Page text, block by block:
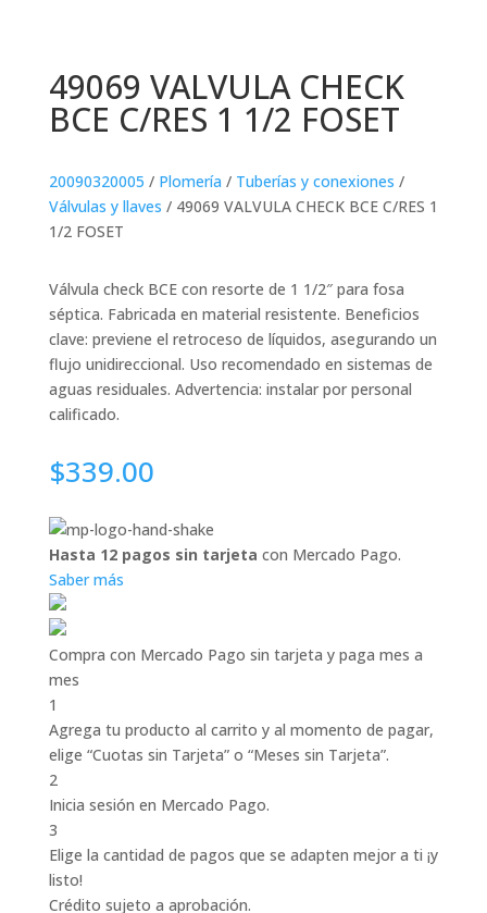
49069 VALVULA CHECK
BCE C/RES 1 1/2 FOSET
20090320005 / Plomería / Tuberías y conexiones /
Válvulas y llaves / 49069 VALVULA CHECK BCE C/RES 1
1/2 FOSET
Válvula check BCE con resorte de 1 1/2″ para fosa
séptica. Fabricada en material resistente. Beneficios
clave: previene el retroceso de líquidos, asegurando un
flujo unidireccional. Uso recomendado en sistemas de
aguas residuales. Advertencia: instalar por personal
calificado.
$339.00
Hasta 12 pagos sin tarjeta con Mercado Pago.
Saber más
Compra con Mercado Pago sin tarjeta y paga mes a
mes
1
Agrega tu producto al carrito y al momento de pagar,
elige “Cuotas sin Tarjeta” o “Meses sin Tarjeta”.
2
Inicia sesión en Mercado Pago.
3
Elige la cantidad de pagos que se adapten mejor a ti ¡y
listo!
Crédito sujeto a aprobación.